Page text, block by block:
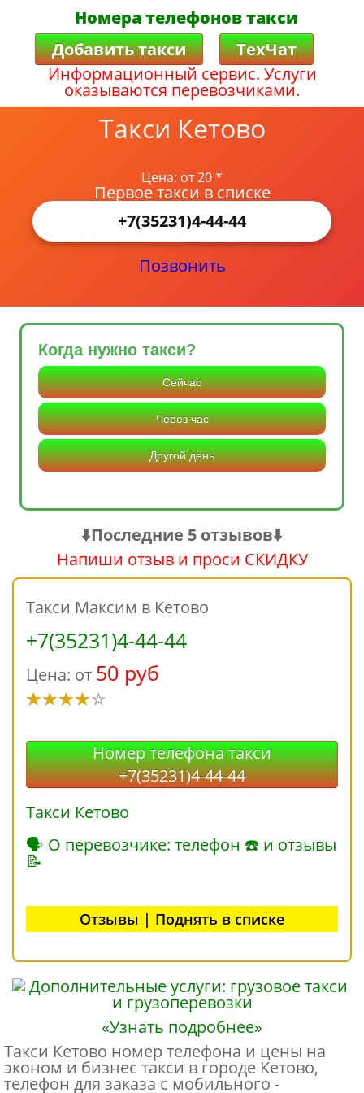
Номера телефонов такси
Добавить такси
ТехЧат
Информационный сервис. Услуги
оказываются перевозчиками.
Такси Кетово
Цена: от 20 *
Первое такси в списке
+7(35231)4-44-44
Позвонить
Когда нужно такси?
Сейчас
Через час
Другой день
⬇️Последние 5 отзывов⬇️
Напиши отзыв и проси СКИДКУ
Такси Максим в Кетово
+7(35231)4-44-44
Цена: от 50 руб
Номер телефона такси
+7(35231)4-44-44
Такси Кетово
🗣 О перевозчике: телефон ☎ и отзывы
📝
Отзывы | Поднять в списке
«Узнать подробнее»
Такси Кетово номер телефона и цены на
эконом и бизнес такси в городе Кетово,
телефон для заказа с мобильного -